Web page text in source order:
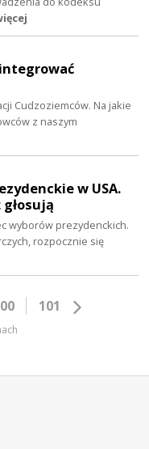
Cudzoziemców. Na jakie
z naszym
w USA.
wyborów prezydenckich.
rozpocznie się
101